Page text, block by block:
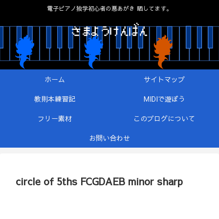
電子ピアノ独学初心者の悪あがき 晒してます。
ホーム
サイトマップ
教則本練習記
MIDIで遊ぼう
フリー素材
このブログについて
お問い合わせ
circle of 5ths FCGDAEB minor sharp